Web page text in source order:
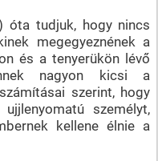
óta tudjuk, hogy nincs
megegyeznének a
és a tenyerükön lévő
nagyon kicsi a
szerint, hogy
személyt,
kellene élnie a